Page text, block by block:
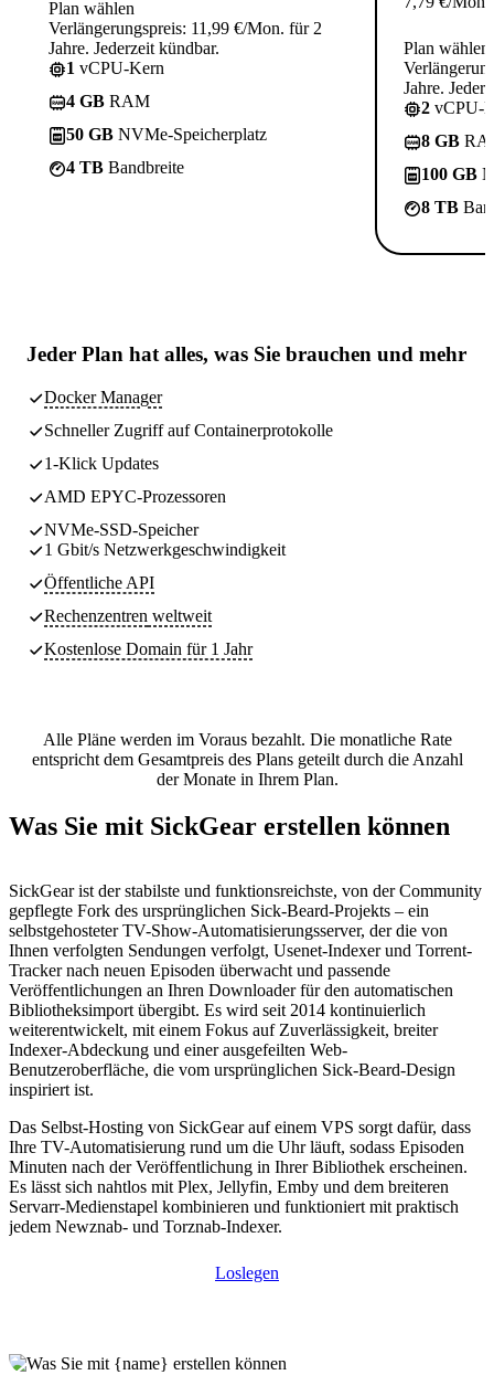
Plan wählen
Verlängerungspreis: 11,99 €/Mon. für 2
Jahre. Jederzeit kündbar.
1 vCPU-Kern
4 GB RAM
50 GB NVMe-Speicherplatz
4 TB Bandbreite
Plan wählen
Jahre.
2 vCPU-
8 GB
100 GB
8 TB
Jeder Plan hat alles, was Sie brauchen und mehr
Docker Manager
Schneller Zugriff auf Containerprotokolle
1-Klick Updates
AMD EPYC-Prozessoren
NVMe-SSD-Speicher
1 Gbit/s Netzwerkgeschwindigkeit
Öffentliche API
Rechenzentren weltweit
Kostenlose Domain für 1 Jahr
Alle Pläne werden im Voraus bezahlt. Die monatliche Rate
entspricht dem Gesamtpreis des Plans geteilt durch die Anzahl
der Monate in Ihrem Plan.
Was Sie mit SickGear erstellen können
SickGear ist der stabilste und funktionsreichste, von der Community
gepflegte Fork des ursprünglichen Sick-Beard-Projekts – ein
selbstgehosteter TV-Show-Automatisierungsserver, der die von
Ihnen verfolgten Sendungen verfolgt, Usenet-Indexer und Torrent-
Tracker nach neuen Episoden überwacht und passende
Veröffentlichungen an Ihren Downloader für den automatischen
Bibliotheksimport übergibt. Es wird seit 2014 kontinuierlich
weiterentwickelt, mit einem Fokus auf Zuverlässigkeit, breiter
Indexer-Abdeckung und einer ausgefeilten Web-
Benutzeroberfläche, die vom ursprünglichen Sick-Beard-Design
inspiriert ist.
Das Selbst-Hosting von SickGear auf einem VPS sorgt dafür, dass
Ihre TV-Automatisierung rund um die Uhr läuft, sodass Episoden
Minuten nach der Veröffentlichung in Ihrer Bibliothek erscheinen.
Es lässt sich nahtlos mit Plex, Jellyfin, Emby und dem breiteren
Servarr-Medienstapel kombinieren und funktioniert mit praktisch
jedem Newznab- und Torznab-Indexer.
Loslegen